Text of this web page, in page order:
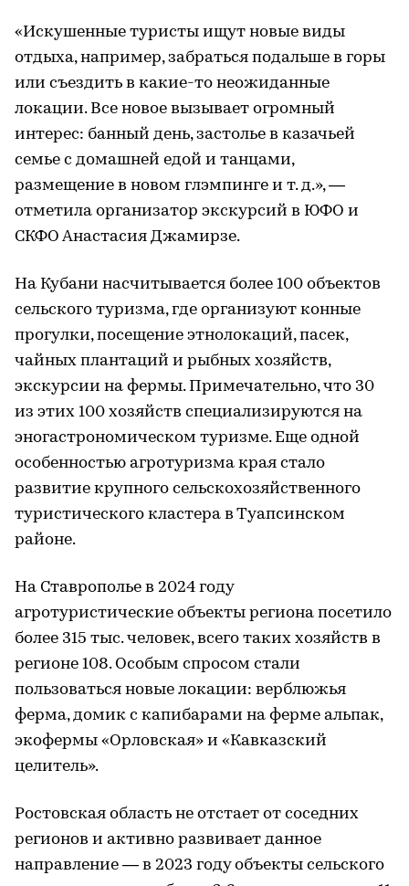
«Искушенные туристы ищут новые виды
отдыха, например, забраться подальше в горы
или съездить в какие-то неожиданные
локации. Все новое вызывает огромный
интерес: банный день, застолье в казачьей
семье с домашней едой и танцами,
размещение в новом глэмпинге и т. д.», —
отметила организатор экскурсий в ЮФО и
СКФО Анастасия Джамирзе.
На Кубани насчитывается более 100 объектов
сельского туризма, где организуют конные
прогулки, посещение этнолокаций, пасек,
чайных плантаций и рыбных хозяйств,
экскурсии на фермы. Примечательно, что 30
из этих 100 хозяйств специализируются на
эногастрономическом туризме. Еще одной
особенностью агротуризма края стало
развитие крупного сельскохозяйственного
туристического кластера в Туапсинском
районе.
На Ставрополье в 2024 году
агротуристические объекты региона посетило
более 315 тыс. человек, всего таких хозяйств в
регионе 108. Особым спросом стали
пользоваться новые локации: верблюжья
ферма, домик с капибарами на ферме альпак,
экофермы «Орловская» и «Кавказский
целитель».
Ростовская область не отстает от соседних
регионов и активно развивает данное
направление — в 2023 году объекты сельского